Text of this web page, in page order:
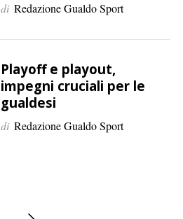
di Redazione Gualdo Sport
Playoff e playout,
impegni cruciali per le
gualdesi
di Redazione Gualdo Sport